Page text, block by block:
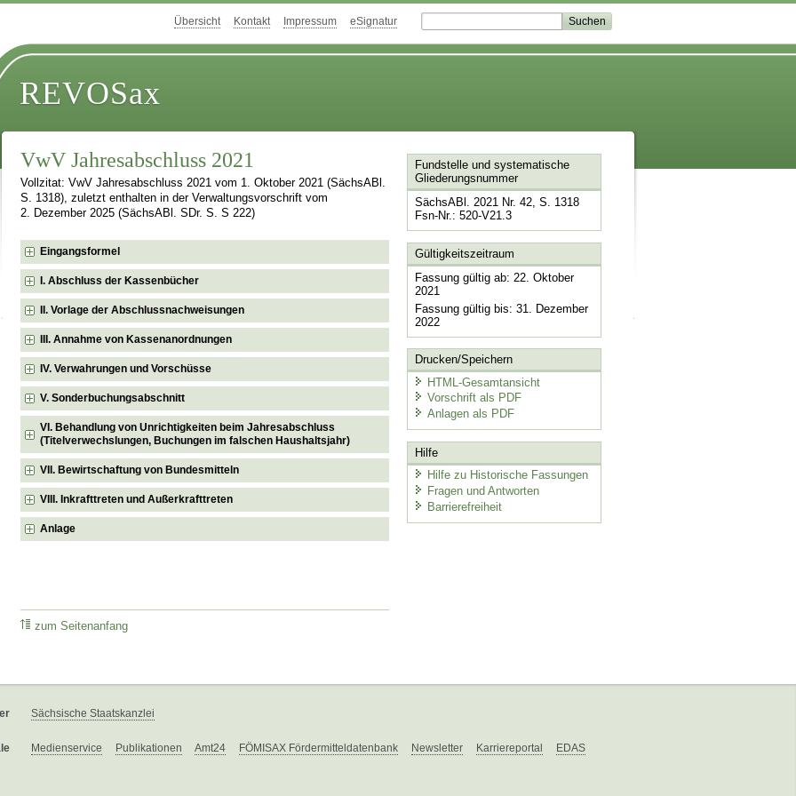
Übersicht Kontakt Impressum eSignatur
REVOSax
VwV Jahresabschluss 2021
Vollzitat: VwV Jahresabschluss 2021 vom 1. Oktober 2021 (SächsABl.
S. 1318), zuletzt enthalten in der Verwaltungsvorschrift vom
2. Dezember 2025 (SächsABl. SDr. S. S 222)
Eingangsformel
I. Abschluss der Kassenbücher
II. Vorlage der Abschlussnachweisungen
III. Annahme von Kassenanordnungen
IV. Verwahrungen und Vorschüsse
V. Sonderbuchungsabschnitt
VI. Behandlung von Unrichtigkeiten beim Jahresabschluss
(Titelverwechslungen, Buchungen im falschen Haushaltsjahr)
VII. Bewirtschaftung von Bundesmitteln
VIII. Inkrafttreten und Außerkrafttreten
Anlage
zum Seitenanfang
Fundstelle und systematische
Gliederungsnummer
SächsABl. 2021 Nr. 42, S. 1318
Fsn-Nr.: 520-V21.3
Gültigkeitszeitraum
Fassung gültig ab: 22. Oktober
2021
Fassung gültig bis: 31. Dezember
2022
Drucken/Speichern
HTML-Gesamtansicht
Vorschrift als PDF
Anlagen als PDF
Hilfe
Hilfe zu Historische Fassungen
Fragen und Antworten
Barrierefreiheit
Sächsische Staatskanzlei
Medienservice Publikationen Amt24 FÖMISAX Fördermitteldatenbank Newsletter Karriereportal EDAS